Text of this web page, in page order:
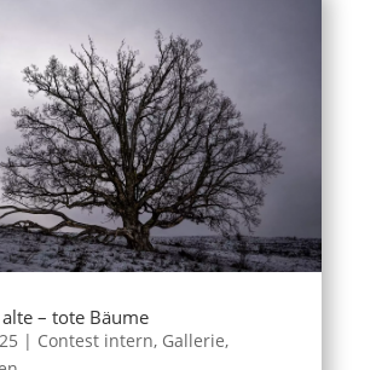
– tote Bäume
| Contest intern, Gallerie,